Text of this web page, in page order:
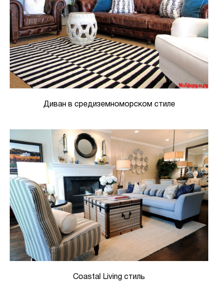
Диван в средиземноморском стиле
Coastal Living стиль